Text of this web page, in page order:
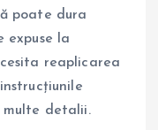
poate dura
expuse la
reaplicarea
multe detalii.